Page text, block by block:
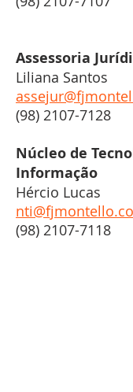
Assessoria
Liliana Santos
(98) 2107-7128
Núcleo de
Informação
Hércio Lucas
(98) 2107-7118